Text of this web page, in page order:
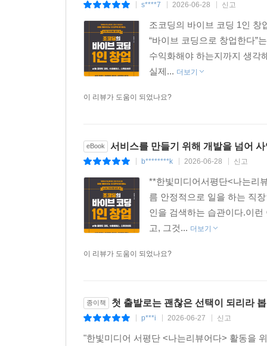
서비스 메타 정보 및 파비콘
Part 04 구독으로 반복 매출 만들기 ㅡ 회원 관리,
Chapter 11 가입부터 탈퇴까지, 회원 가입/로그인
데이터베이스와 스토리지
스토리지란?
수파베이스 프로젝트 생성 및 초기 설정하기
수파베이스 Auth로 회원 가입/로그인 기능 구
회원 가입/로그인 기능 테스트하기
구글 OAuth로 소셜 로그인 기능
구글 클라우드 플랫폼에 새 프로젝트 생성하기
OAuth 인증 정보 생성하기
구글 소셜 로그인 기능 구현하기
기능 테스트하기
Chapter 12 구독 자동화와 비즈니스 분석
s****7 2026-06-28 신고
조코딩의 바이브 코딩 1인 창
“바이브 코딩으로 창업한다”
수익화해야 하는지까지 생각
실제... 더보기
이 리뷰가 도움이 되었나요?
eBook 서비스를 만들기 위해 개발을 넘어
b********k 2026-06-28 신고
**한빛미디어서평단<나는리
름 안정적으로 일을 하는 직
인을 검색하는 습관이다.이
고, 그것... 더보기
이 리뷰가 도움이 되었나요?
종이책 첫 출발로는 괜찮은 선택이 되리라
p***i 2026-06-27 신고
"한빛미디어 서평단 <나는리뷰어다> 활동을